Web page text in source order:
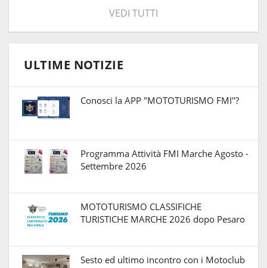
VEDI TUTTI
ULTIME NOTIZIE
Conosci la APP "MOTOTURISMO FMI"?
Programma Attività FMI Marche Agosto -
Settembre 2026
MOTOTURISMO CLASSIFICHE
TURISTICHE MARCHE 2026 dopo Pesaro
Sesto ed ultimo incontro con i Motoclub